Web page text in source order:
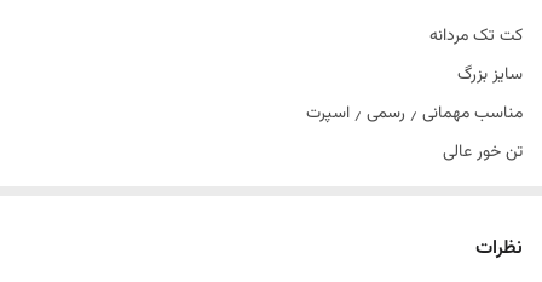
کت تک مردانه
سایز بزرگ
مناسب مهمانی ٫ رسمی ٫ اسپرت
تن خور عالی
نظرات